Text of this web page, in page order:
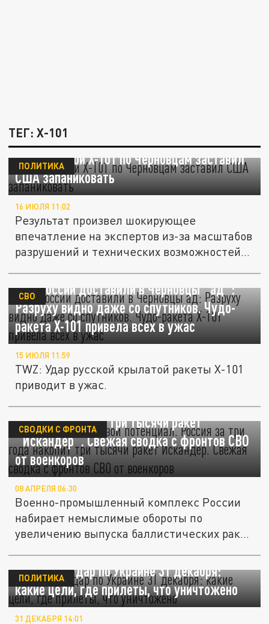
ТЕГ: Х-101
Удар ракетой Х-101 по Черновцам заставил
США запаниковать
ПОЛИТИКА
16 ИЮЛЯ 11:02
Результат произвел шокирующее
впечатление на экспертов из-за масштабов
разрушений и технических возможностей...
ВКС России доставили в Черновцы "ад":
Разруху видно даже со спутников. Чудо-
ракета Х-101 привела всех в ужас
СВО
15 ИЮЛЯ 11:59
TWZ: Удар русской крылатой ракеты Х-101
приводит в ужас.
Мы восстановим свой потенциал. Россия за
три года накопит три тысячи ракет
"Искандер". Свежая сводка с фронтов СВО
от военкоров
СВОДКИ С ФРОНТА
08 АПРЕЛЯ 06:30
Военно-промышленный комплекс России
набирает немыслимые обороты по
увеличению выпуска баллистических ракет
Ракетный удар по Украине 31 декабря:
какие цели, где прилеты, что уничтожено
ПОЛИТИКА
31 ДЕКАБРЯ 14:01